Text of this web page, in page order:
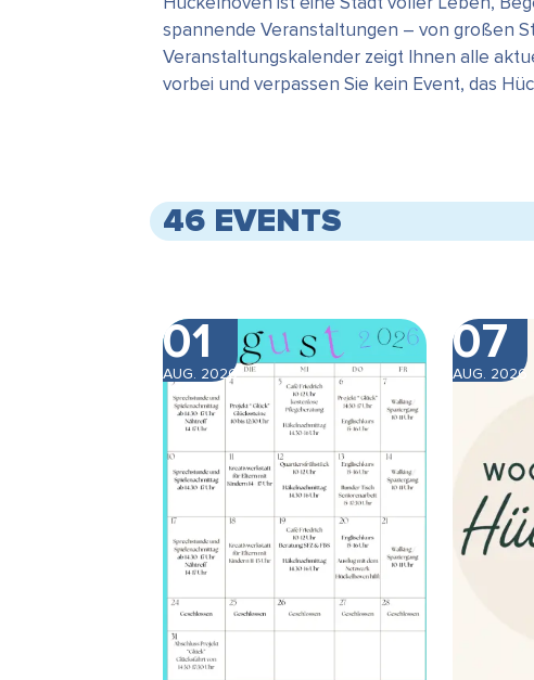
spannende Veranstaltungen – von großen
Veranstaltungskalender zeigt Ihnen alle
vorbei und verpassen Sie kein Event, das
46 EVENTS
01
AUG. 2026
07
AUG. 2026